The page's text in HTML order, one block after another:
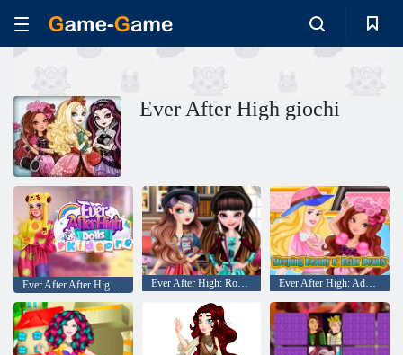
Ever After High giochi
Ever After After High Bolls #Kidcore Ever After High: Roomies Fairytale Ever After High: Addormentata e ' Briar bellezza